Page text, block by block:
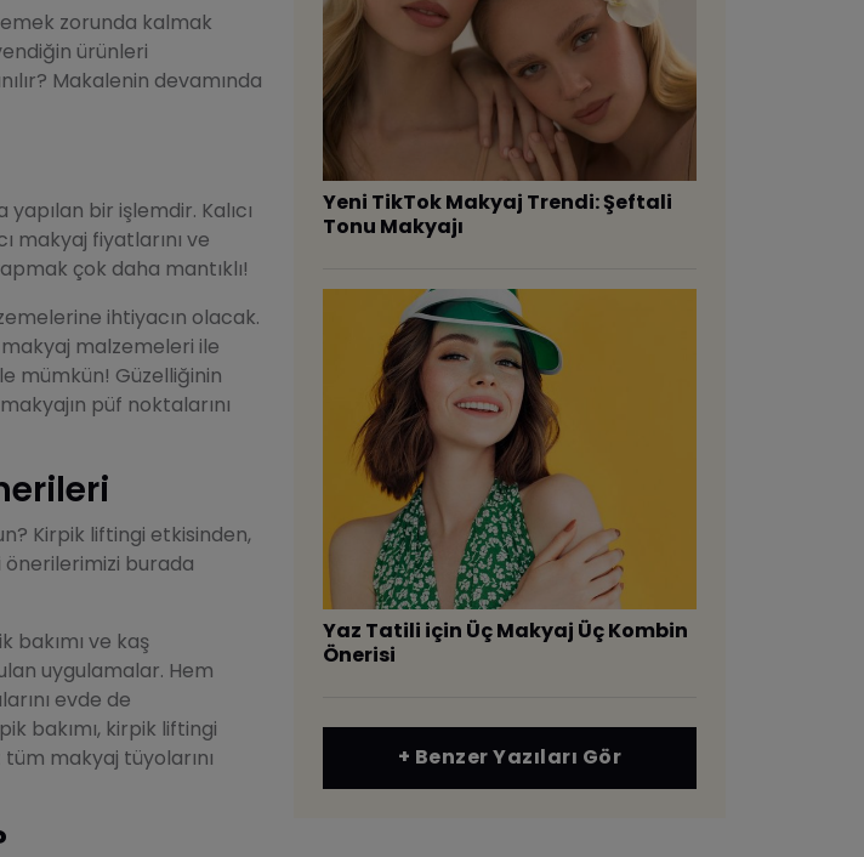
zorunda kalmak
ürünleri
Makalenin devamında
bir işlemdir. Kalıcı
makyaj fiyatlarını ve
çok daha mantıklı!
ihtiyacın olacak.
malzemeleri ile
mümkün! Güzelliğinin
püf noktalarını
Kirpik liftingi etkisinden,
önerilerimizi burada
bakımı ve kaş
uygulamalar. Hem
evde de
bakımı, kirpik liftingi
makyaj tüyolarını
Yeni TikTok Makyaj Trendi: Şeftali
Tonu Makyajı
Yaz Tatili için Üç Makyaj Üç Kombin
Önerisi
+ Benzer Yazıları Gör